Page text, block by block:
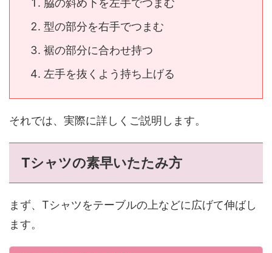
脇の斜め下を左手でつまむ
型の部分を右手でつまむ
裾の部分に合わせ持つ
左手を抜くよう持ち上げる
それでは、実際に詳しくご説明します。
Tシャツの素早いたたみ方
まず、Tシャツをテーブルの上などに広げて伸ばし
ます。